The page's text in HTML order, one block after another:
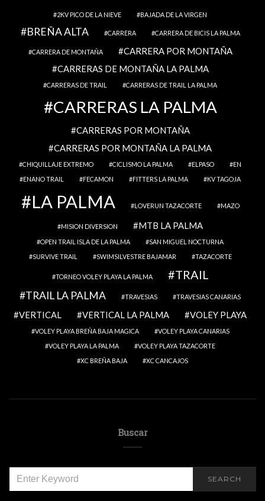
2KV PICO DE LA NIEVE BAJADA DE LA VIRGEN
BREÑA ALTA CARRERA CARRERA DE BICIS LA PALMA
CARRERA DE MONTAÑA
CARRERA POR MONTAÑA
CARRERAS DE MONTAÑA LA PALMA
CARRERAS DE TRAIL CARRERAS DE TRAIL LA PALMA
CARRERAS LA PALMA
CARRERAS POR MONTAÑA
CARRERAS POR MONTAÑA LA PALMA
CHIQUILLAJE EXTREMO CICLISMO LA PALMA ELPASO
EN
ENANO TRAIL
FECAMON FITTERS LA PALMA KV TAGOJA
LA PALMA LOVERUN TAZACORTE MAZO
MISION DIVERSION MTB LA PALMA
OPEN TRAIL ISLA DE LA PALMA
SAN MIGUEL NOCTURNA
SURVIVE TRAIL
SWIMSILVESTRE BAJAMAR TAZACORTE
TORNEO VOLEY PLAYA LA PALMA TRAIL
TRAIL LA PALMA TRAVESIAS TRAVESIAS CANARIAS
VERTICAL VERTICAL LA PALMA VOLEY PLAYA
VOLEY PLAYA BREÑA BAJA MAGICA
VOLEY PLAYA CANARIAS
VOLEY PLAYA LA PALMA
VOLEY PLAYA TAZACORTE
XC BREÑA BAJA
XC CANCAJOS
Buscar
FOR:
SEARCH